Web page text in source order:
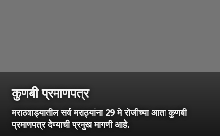
कुणबी प्रमाणपत्र
मराठवाड्यातील सर्व मराठ्यांना 29 मे रोजीच्या आता कुणबी
प्रमाणपत्र देण्याची प्रमुख मागणी आहे.